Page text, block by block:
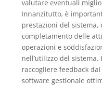
valutare eventuali
Innanzitutto, è
prestazioni del sistema,
completamento delle
operazioni e
nell’utilizzo del
raccogliere feedback
software gestionale